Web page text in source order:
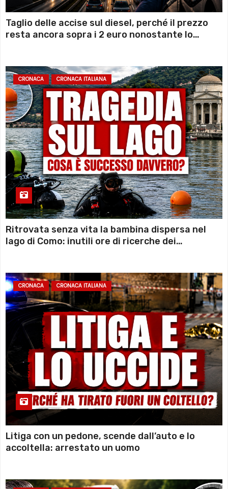
Taglio delle accise sul diesel, perché il prezzo
resta ancora sopra i 2 euro nonostante lo
CRONACA CRONACA ITALIANA
Ritrovata senza vita la bambina dispersa nel
lago di Como: inutili ore di ricerche dei
CRONACA CRONACA ITALIANA
Litiga con un pedone, scende dall’auto e lo
accoltella: arrestato un uomo